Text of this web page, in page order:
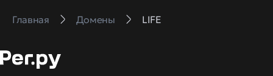
Главная Домены LIFE